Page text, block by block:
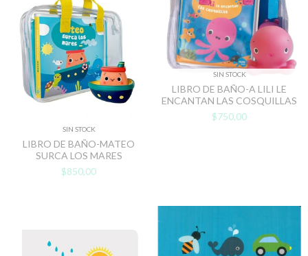
SIN STOCK
LIBRO DE BAÑO-MATEO
SURCA LOS MARES
$850,00
SIN STOCK
LIBRO DE BAÑO-A LILI LE
ENCANTAN LAS COSQUILLAS
$750,00